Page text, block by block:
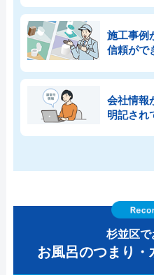
施工事例
信頼がで
会社情報
明記され
杉並区で
お風呂のつまり